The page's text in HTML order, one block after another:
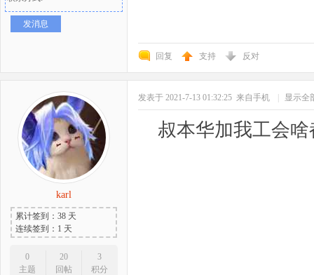
发消息
回复 支持 反对
karl
累计签到：38 天
连续签到：1 天
0
主题
20
回帖
3
积分
发表于 2021-7-13 01:32:25 来自手机 显示全
叔本华加我工会